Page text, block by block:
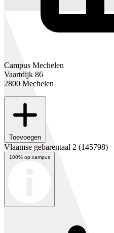
Campus Mechelen
Vaartdijk 86
2800 Mechelen
Toevoegen
Vlaamse gebarentaal 2 (145798)
100% op campus